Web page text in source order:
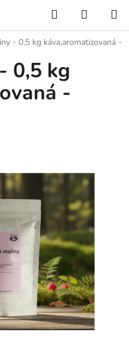
Hledat
KOŠÍK
- 0,5 kg káva,aromatizovaná -
0,5 kg
-